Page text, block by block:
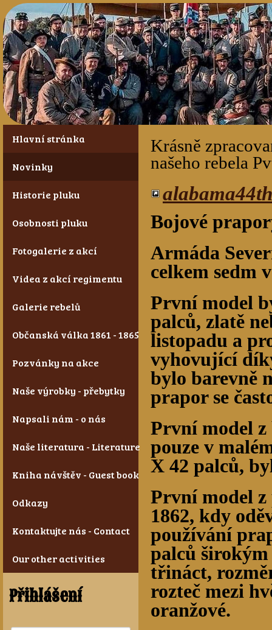
Hlavní stránka
Novinky
Historie pluku
Osobnosti pluku
Fotogalerie z akcí
Videa z akcí regimentu
Galerie rebelů
Občanská válka 1861 - 1865
Pozvánky na akce
Naše výrobky - přebytky
Napsali nám - o nás
Naše literatura - Literature
Kniha návštěv - Guest book
Odkazy
Kontaktujte nás - Contact
Our other activities
Přihlášení
Krásně
našeho rebela
alabama44th
Bojové
Armáda
celkem sedm
První model
palců, zlatě
listopadu a
vyhovující
bylo barevně
prapor se
První model
pouze v
X 42 palců,
První model
1862, kdy
používání
palců
třináct,
rozteč mezi
oranžové.